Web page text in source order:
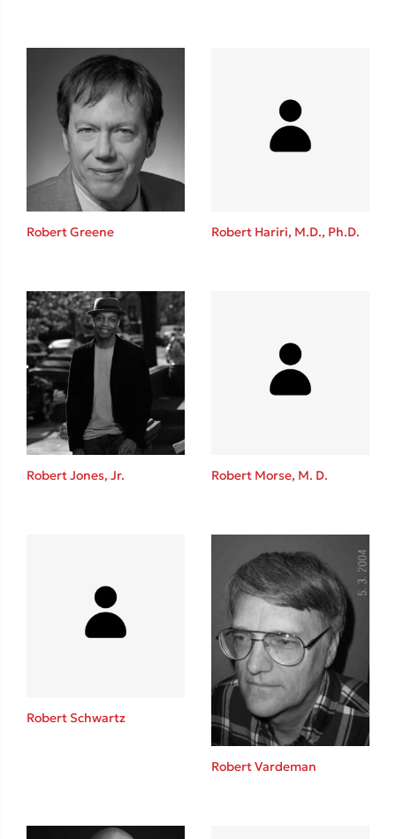
Ένας γίγαντας στο σχολείο
Δανάη Δεληγεώργη
Mel Robbins
Η μέθοδος Αφήστε τους
Παύλος Καστανάς
Robert Greene Robert Hariri, M.D., Ph.D.
Robert Jones, Jr. Robert Morse, M. D.
Robert Schwartz
Robert Vardeman